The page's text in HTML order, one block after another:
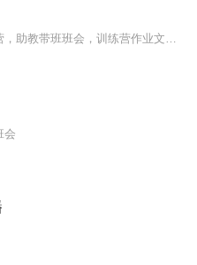
会